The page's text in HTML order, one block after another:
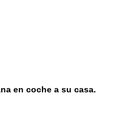
en coche a su casa.